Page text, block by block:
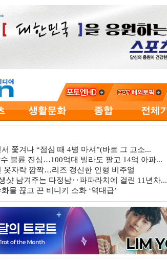
쫓겨나 “점심 때 4병 마셔”(바로 그 고소...
불륜 진심…100억대 빌라도 팔고 14억 아파...
옷자락 깜짝…리즈 갱신한 인형 비주얼
샷 남겨주는 다정남‥파파라치에 걸린 11년차...
물 끊고 끈 비니키 소화 ‘역대급’